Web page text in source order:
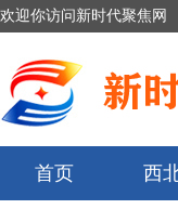
欢迎你访问新时代聚焦网
首页 西